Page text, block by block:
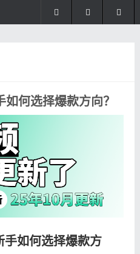
何选择爆款方向？
手如何选择爆款方